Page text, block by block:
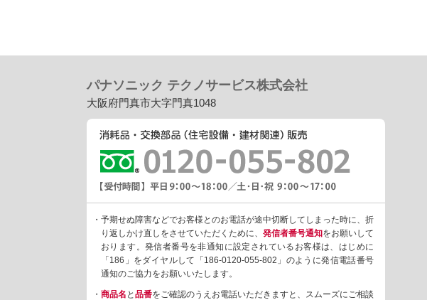
パナソニック テクノサービス株式会社
大阪府門真市大字門真1048
・予期せぬ障害などでお客様とのお電話が途中切断してしまった時に、折
り返しかけ直しをさせていただくために、 発信者番号通知をお願いして
おります。発信者番号を非通知に設定されているお客様は、はじめに
「186」をダイヤルして「186-0120-055-802」のように発信電話番号
通知のご協力をお願いいたします。
・ 商品名 と 品番をご確認のうえお電話いただきますと、スムーズにご相談